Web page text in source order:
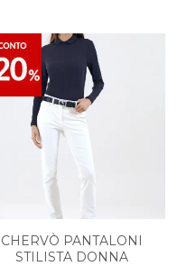
CHERVÒ PANTALONI
STILISTA DONNA